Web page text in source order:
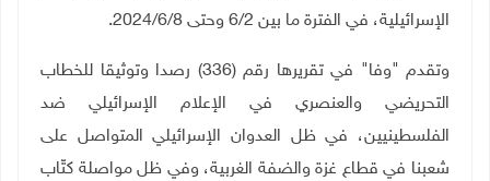
الإسرائيلية، في الفترة ما بين 2
/
6 وحتى 8
/
6
/2024.
وتقدم "وفا" في تقريرها رقم (36 3) رصدا وتوثيقا للخطاب
التحريضي والعنصري في الإعلام الإسرائيلي ضد
الفلسطينيين، في ظل العدوان الإسرائيلي المتواصل على
شعبنا في قطاع غزة والضفة الغربية، وفي ظل مواصلة كتّاب